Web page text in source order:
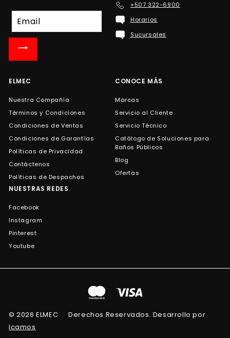
nuestra
lista
+507 322-6900
Horarios
Sucursales
ELMEC
Nuestra Compañía
Términos y Condiciones
Condiciones de Ventas
Condiciones de Garantías
Políticas de Privacidad
Contáctenos
Políticas de Despachos
CONOCE MÁS
Marcas
Servicio al Cliente
Servicio Técnico
Catálogo de Soluciones para
Baños Públicos
Blog
Ofertas
NUESTRAS REDES
Facebook
Instagram
Pinterest
Youtube
© 2026 ELMEC
Derechos Reservados. Desarrollo por
Icamos